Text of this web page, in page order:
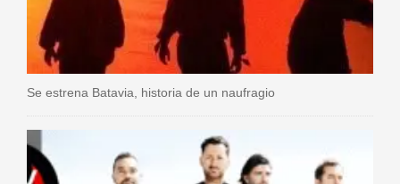
Se estrena Batavia, historia de un naufragio